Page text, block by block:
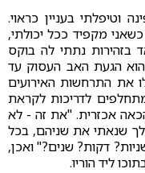
וטיפלתי בעניין כראוי.
מקפיד ככל יכולתי,
בזהירות נתתי לה בוקס
הוא הגעת האב העסוק עד
את התרחשות האירועים
לדריכות לקראת
אכזרית. "את זה - לא
שנאתי את שניהם, בכל
דקות? שנים?" ואכן,
ליד הוריו.